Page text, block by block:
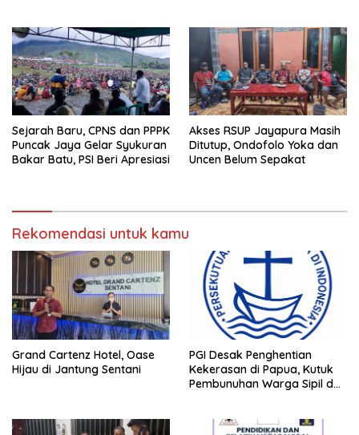
Sejarah Baru, CPNS dan PPPK
Puncak Jaya Gelar Syukuran
Bakar Batu, PSI Beri Apresiasi
Akses RSUP Jayapura Masih
Ditutup, Ondofolo Yoka dan
Uncen Belum Sepakat
Rekomendasi untuk kamu
Grand Cartenz Hotel, Oase
Hijau di Jantung Sentani
PGI Desak Penghentian
Kekerasan di Papua, Kutuk
Pembunuhan Warga Sipil dan